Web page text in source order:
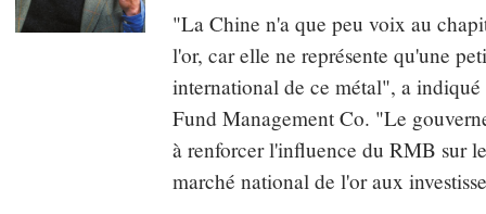
"La Chine n'a que peu voix au
l'or, car elle ne représente qu'une
international de ce métal", a
Fund Management Co. "Le
à renforcer l'influence du RMB sur
marché national de l'or aux